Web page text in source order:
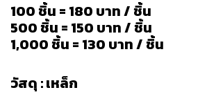
100 ชิ้น = 180 บาท / ชิ้น
500 ชิ้น = 150 บาท / ชิ้น
1,000 ชิ้น = 130 บาท / ชิ้น
วัสดุ : เหล็ก